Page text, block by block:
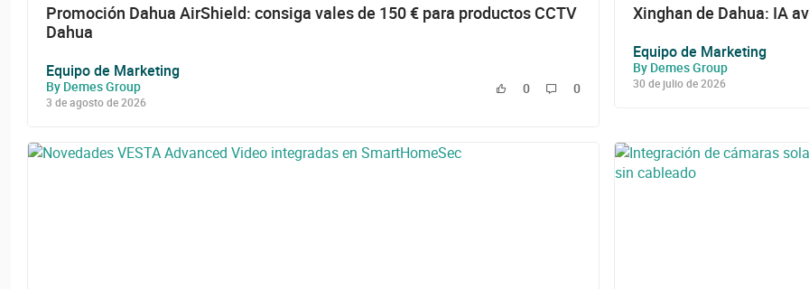
Promoción Dahua AirShield: consiga vales de 150 € para productos CCTV
Dahua
Equipo de Marketing
By Demes Group
3 de agosto de 2026
0 0
Xinghan de Dahua: IA
Equipo de Marketing
By Demes Group
30 de julio de 2026